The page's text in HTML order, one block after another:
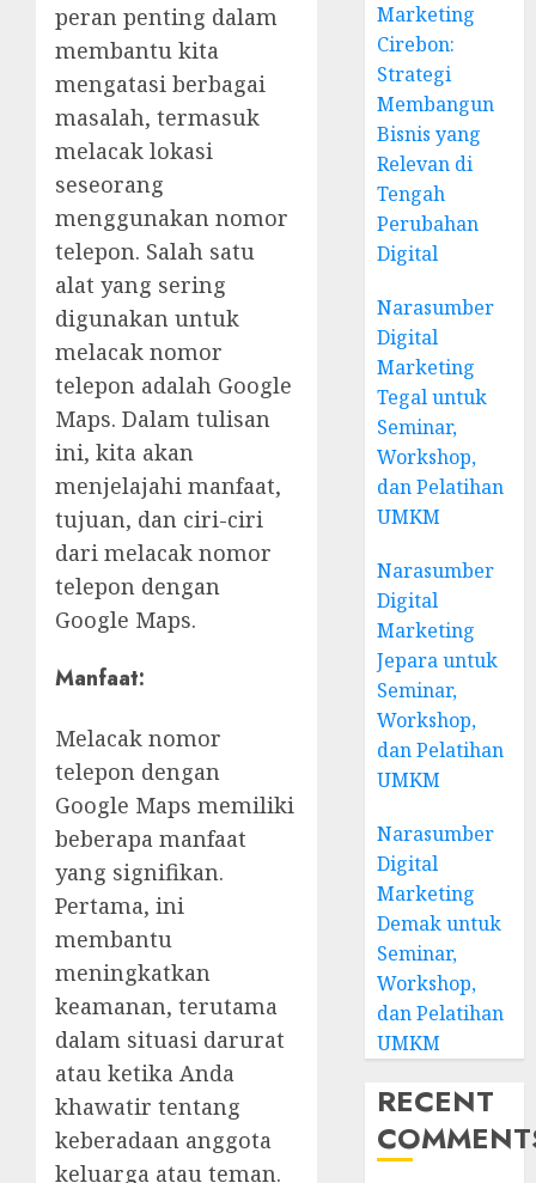
peran penting dalam
membantu kita
mengatasi berbagai
masalah, termasuk
melacak lokasi
seseorang
menggunakan nomor
telepon. Salah satu
alat yang sering
digunakan untuk
melacak nomor
telepon adalah Google
Maps. Dalam tulisan
ini, kita akan
menjelajahi manfaat,
tujuan, dan ciri-ciri
dari melacak nomor
telepon dengan
Google Maps.
Manfaat:
Melacak nomor
telepon dengan
Google Maps memiliki
beberapa manfaat
yang signifikan.
Pertama, ini
membantu
meningkatkan
keamanan, terutama
dalam situasi darurat
atau ketika Anda
khawatir tentang
keberadaan anggota
keluarga atau teman.
Marketing
Cirebon:
Strategi
Membangun
Bisnis yang
Relevan di
Tengah
Perubahan
Digital
Narasumber
Digital
Marketing
Tegal untuk
Seminar,
Workshop,
dan Pelatihan
UMKM
Narasumber
Digital
Marketing
Jepara untuk
Seminar,
Workshop,
dan Pelatihan
UMKM
Narasumber
Digital
Marketing
Demak untuk
Seminar,
Workshop,
dan Pelatihan
UMKM
RECENT